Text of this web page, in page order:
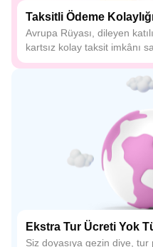
Taksitli Ödeme
Avrupa Rüyası, dileyen
kartsız kolay taksit imkânı
Ekstra Tur Ücreti Yok
Siz doyasıya gezin diye, tur